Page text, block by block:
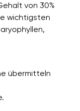
von 30%
wichtigsten
übermitteln